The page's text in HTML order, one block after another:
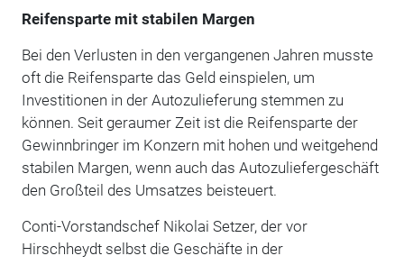
Reifensparte mit stabilen Margen
Bei den Verlusten in den vergangenen Jahren musste
oft die Reifensparte das Geld einspielen, um
Investitionen in der Autozulieferung stemmen zu
können. Seit geraumer Zeit ist die Reifensparte der
Gewinnbringer im Konzern mit hohen und weitgehend
stabilen Margen, wenn auch das Autozuliefergeschäft
den Großteil des Umsatzes beisteuert.
Conti-Vorstandschef Nikolai Setzer, der vor
Hirschheydt selbst die Geschäfte in der